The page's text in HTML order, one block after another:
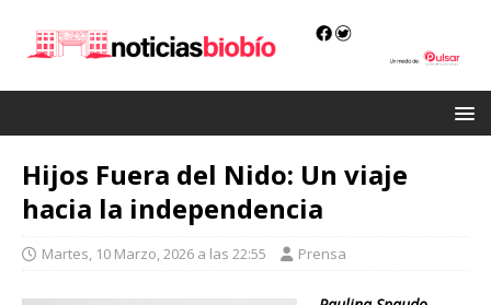
Hijos Fuera del Nido: Un viaje
hacia la independencia
Martes, 10 Marzo, 2026 a las 22:55 Prensa